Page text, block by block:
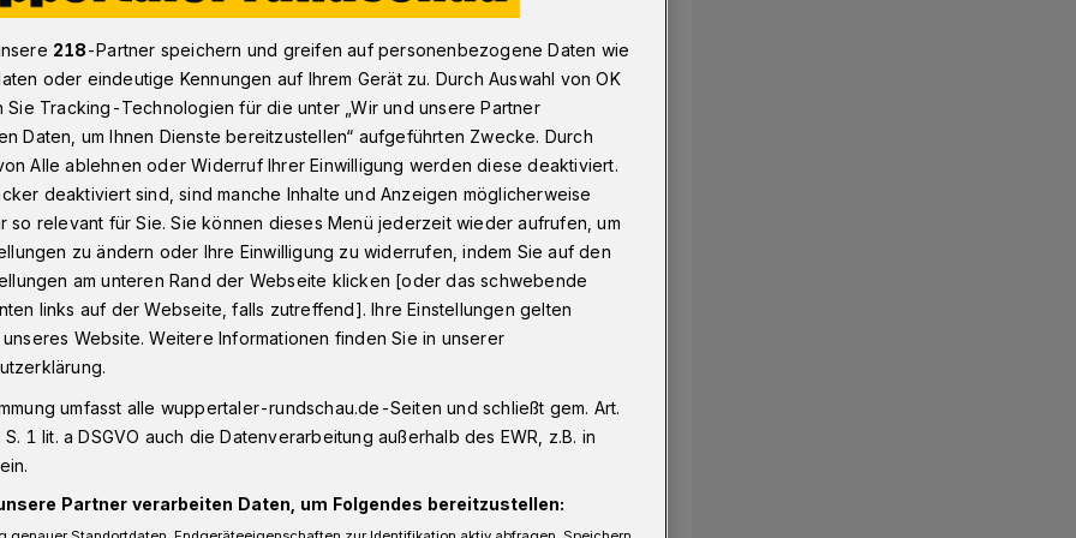
Woods: Jubel über Heimsieg
und Zuschauer aus ganz Europa
Skaterhalle „Wicked Woods“ nach
für die Weltmeisterschaft.
218-Partner speichern und greifen auf personenbezogene Daten wie
oder eindeutige Kennungen auf Ihrem Gerät zu. Durch Auswahl von OK
Sie Tracking-Technologien für die unter „Wir und unsere Partner
Daten, um Ihnen Dienste bereitzustellen“ aufgeführten Zwecke. Durch
Alle ablehnen oder Widerruf Ihrer Einwilligung werden diese deaktiviert.
deaktiviert sind, sind manche Inhalte und Anzeigen möglicherweise
so relevant für Sie. Sie können dieses Menü jederzeit wieder aufrufen, um
zu ändern oder Ihre Einwilligung zu widerrufen, indem Sie auf den
am unteren Rand der Webseite klicken [oder das schwebende
links auf der Webseite, falls zutreffend]. Ihre Einstellungen gelten
Website. Weitere Informationen finden Sie in unserer
umfasst alle wuppertaler-rundschau.de-Seiten und schließt gem. Art.
1 lit. a DSGVO auch die Datenverarbeitung außerhalb des EWR, z.B. in
Partner verarbeiten Daten, um Folgendes bereitzustellen: